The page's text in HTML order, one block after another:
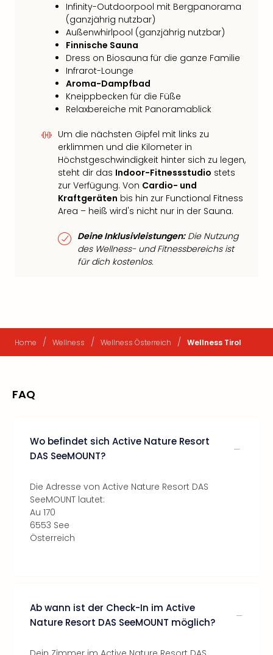
Infinity-Outdoorpool mit Bergpanorama
(ganzjährig nutzbar)
Außenwhirlpool (ganzjährig nutzbar)
Finnische Sauna
Dress on Biosauna für die ganze Familie
Infrarot-Lounge
Aroma-Dampfbad
Kneippbecken für die Füße
Relaxbereiche mit Panoramablick
Um die nächsten Gipfel mit links zu
erklimmen und die Kilometer in
Höchstgeschwindigkeit hinter sich zu legen,
steht dir das Indoor-Fitnessstudio stets
zur Verfügung. Von Cardio- und
Kraftgeräten bis hin zur Functional Fitness
Area – heiß wird's nicht nur in der Sauna.
Deine Inklusivleistungen:Die Nutzung
des Wellness- und Fitnessbereichs ist
für dich kostenlos.
Home / Wellness / Wellness Österreich / Wellness Tirol
FAQ
Wo befindet sich Active Nature Resort
DAS SeeMOUNT?
Die Adresse von Active Nature Resort DAS
SeeMOUNT lautet:
Au 170
6553 See
Österreich
Ab wann ist der Check-In im Active
Nature Resort DAS SeeMOUNT möglich?